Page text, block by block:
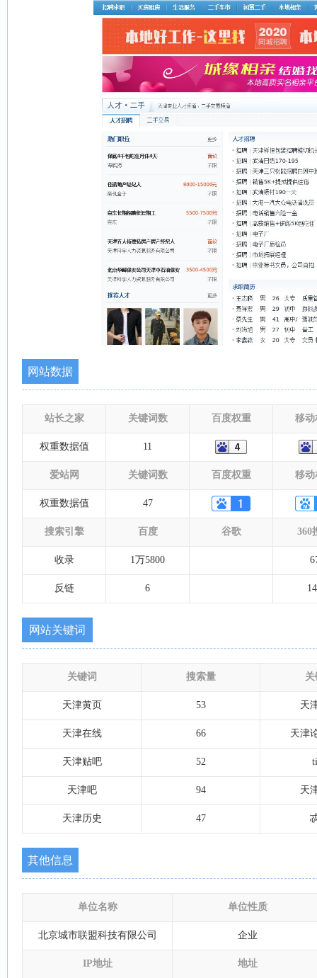
网站数据
站长之家 关键词数 百度权重 移动
权重数据值 11
爱站网 关键词数 百度权重 移动
权重数据值 47
搜索引擎 百度 谷歌 360
收录 1万5800
反链 6
网站关键词
关键词 搜索量 关
天津黄页 53 天
天津在线 66 天津
天津贴吧 52
天津吧 94 天
天津历史 47
其他信息
单位名称 单位性质
北京城市联盟科技有限公司 企业
IP地址 地址